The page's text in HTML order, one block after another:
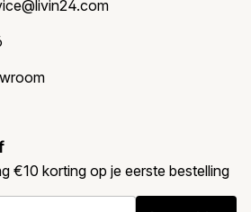
€10 korting op je eerste bestelling